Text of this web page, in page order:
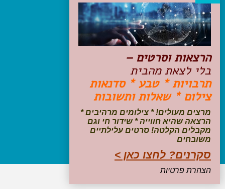
יעדים
טיולים בישראל
מלונות בוטיק בישראל
טיפים והמלצות
הכנות לנסיעה
טיולי ג'יפים
טיולים עם ילדים
שייט, הפלגות, קרוזים
עקבו אחרינו בפייסבוק
הרצאות וסרטים –
בלי לצאת מהבית
תרבויות * טבע * סדנאות
צילום * שאלות ותשובות
מרצים מעולים! * צילומים מרהיבים *
הרצאה שהיא חווייה * שידור חי וגם
מקבלים הקלטה! סרטים עלילתיים
משובחים
סקרנים? לחצו כאן >
הצהרת פרטיות